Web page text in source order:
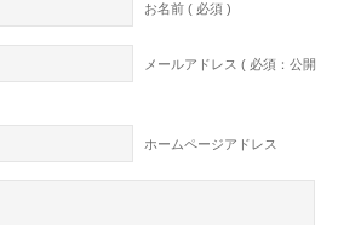
お名前 ( 必須 )
メールアドレス ( 必須：公開
ホームページアドレス